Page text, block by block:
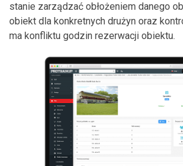
stanie zarządzać obłożeniem danego
obiekt dla konkretnych drużyn oraz
ma konfliktu godzin rezerwacji obiektu.